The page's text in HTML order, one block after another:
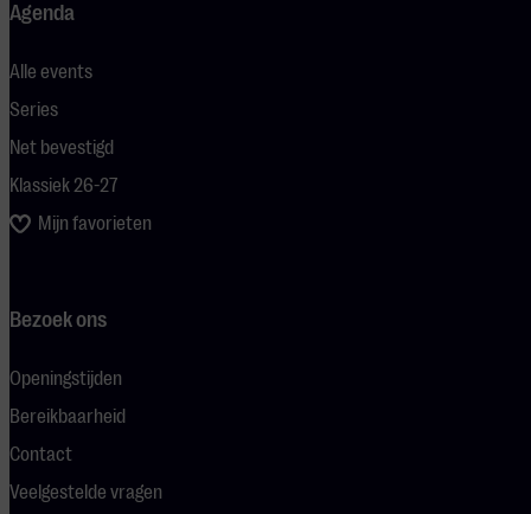
Agenda
Alle events
Series
Net bevestigd
Klassiek 26-27
Mijn favorieten
Bezoek ons
Openingstijden
Bereikbaarheid
Contact
Veelgestelde vragen